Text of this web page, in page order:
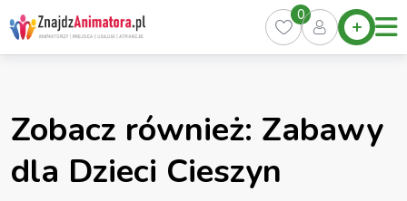
Skip
to
content
Home
Oferty
Pakiety
Kurs
Animatora
0
Zobacz również: Zabawy
dla Dzieci Cieszyn